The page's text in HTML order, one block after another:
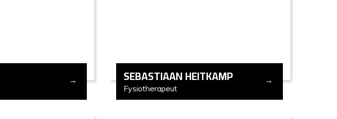
SEBASTIAAN HEITKAMP
Fysiotherapeut